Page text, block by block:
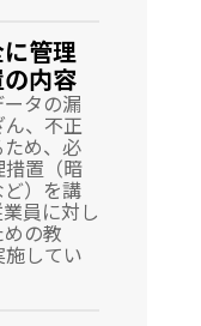
管理
内容
タの漏
、不正
ため、必
措置（暗
）を講
員に対し
の教
施してい